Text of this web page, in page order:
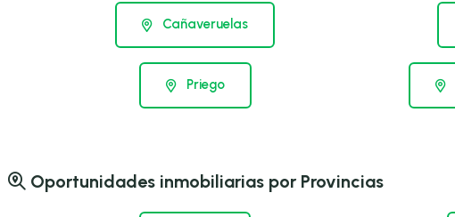
Cañaveruelas
Priego
Oportunidades inmobiliarias por Provincias